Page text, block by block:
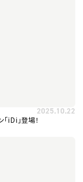
2025.10.22
iDi」登場！